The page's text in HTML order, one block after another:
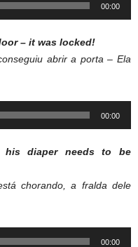
00:00
– it was locked!
abrir a porta – Ela
00:00
diaper needs to be
chorando, a fralda dele
00:00